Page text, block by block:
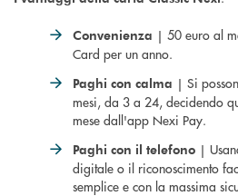
Convenienza | 50 euro al
Card per un anno.
Paghi con calma | Si
mesi, da 3 a 24, decidendo
mese dall'app Nexi Pay.
Paghi con il telefono |
digitale o il riconoscimento
semplice e con la massima